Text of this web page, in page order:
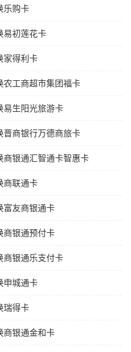
乐购卡
易初莲花卡
家得利卡
农工商超市集团福卡
易生阳光旅游卡
晋商银行万德商旅卡
商银通汇智通卡智惠卡
商联通卡
富友商银通卡
商银通预付卡
商银通乐支付卡
申城通卡
瑞得卡
商银通金和卡